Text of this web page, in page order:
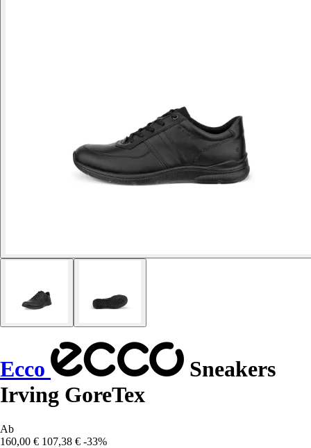
Ecco
Sneakers
Irving GoreTex
Ab
160,00 € 107,38 € -33%